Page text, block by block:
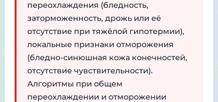
переохлаждения (бледность,
заторможенность, дрожь или её
отсутствие при тяжёлой гипотермии),
локальные признаки отморожения
(бледно-синюшная кожа конечностей,
отсутствие чувствительности).
Алгоритмы при общем
переохлаждении и отморожении